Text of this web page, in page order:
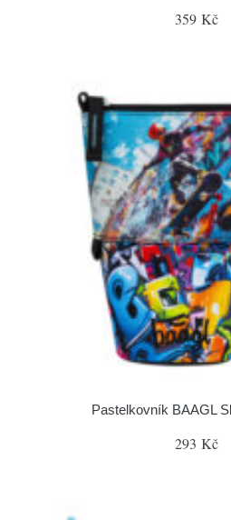
359 Kč
Pastelkovník BAAGL
293 Kč